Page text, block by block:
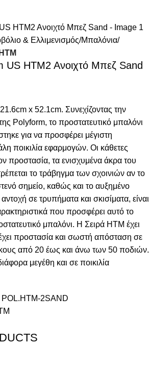
& Ελλιμενισμός Μπαλόνια
US ΗΤΜ2 Ανοιχτό Μπεζ Sand
x 52.1cm. Συνεχίζοντας την
Polyform, το προστατευτικό μπαλόνι
για να προσφέρει μέγιστη
ποικιλία εφαρμογών. Οι κάθετες
προστασία, τα ενισχυμένα άκρα του
το τράβηγμα των σχοινιών αν το
σημείο, καθώς και το αυξημένο
σε τρυπήματα και σκισίματα, είναι
που προσφέρει αυτό το
μπαλόνι. Η Σειρά HTM έχει
προστασία και σωστή απόσταση σε
από 20 έως και άνω των 50 ποδιών.
μεγέθη και σε ποικιλία
POL.HTM-2SAND